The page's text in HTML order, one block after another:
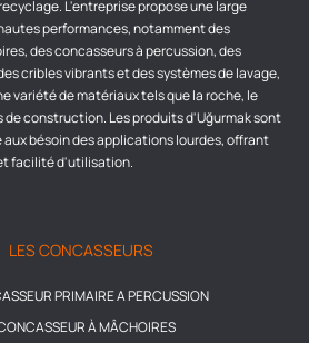
L'entreprise propose une large
performances, notamment des
des concasseurs à percussion, des
cribles vibrants et des systèmes de lavage,
variété de matériaux tels que la roche, le
de construction. Les produits d'Uğurmak sont
bésoin des applications lourdes, offrant
facilité d'utilisation.
LES CONCASSEURS
PRIMAIRE A PERCUSSION
À MÂCHOIRES